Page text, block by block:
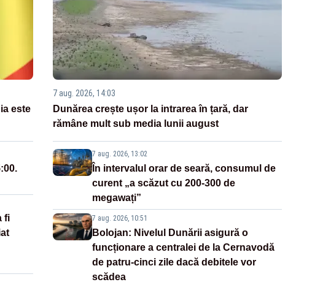
este
fi
7 aug. 2026, 14:03
Dunărea crește ușor la intrarea în țară, dar
rămâne mult sub media lunii august
7 aug. 2026, 13:02
În intervalul orar de seară, consumul de
curent „a scăzut cu 200-300 de
megawați”
7 aug. 2026, 10:51
Bolojan: Nivelul Dunării asigură o
funcționare a centralei de la Cernavodă
de patru-cinci zile dacă debitele vor
scădea